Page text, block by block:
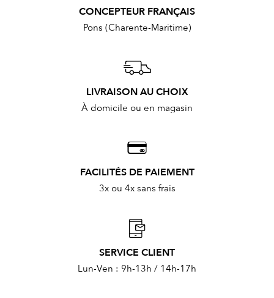
CONCEPTEUR FRANÇAIS
Pons (Charente-Maritime)
LIVRAISON AU CHOIX
À domicile ou en magasin
FACILITÉS DE PAIEMENT
3x ou 4x sans frais
SERVICE CLIENT
Lun-Ven : 9h-13h / 14h-17h